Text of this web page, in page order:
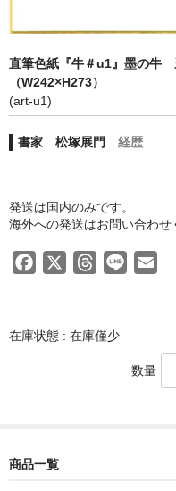
直筆色紙『牛＃u1』墨の
（W242×H273）
(art-u1)
書家 松塚展門 経歴
発送は国内のみです。
海外への発送はお問い合わせ
e
e
在庫状態 : 在庫僅少
数量
商品一覧